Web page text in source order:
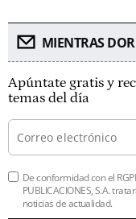
MIENTRAS
Apúntate gratis y
temas del día
De conformidad con el
PUBLICACIONES, S.A.
noticias de actualidad.